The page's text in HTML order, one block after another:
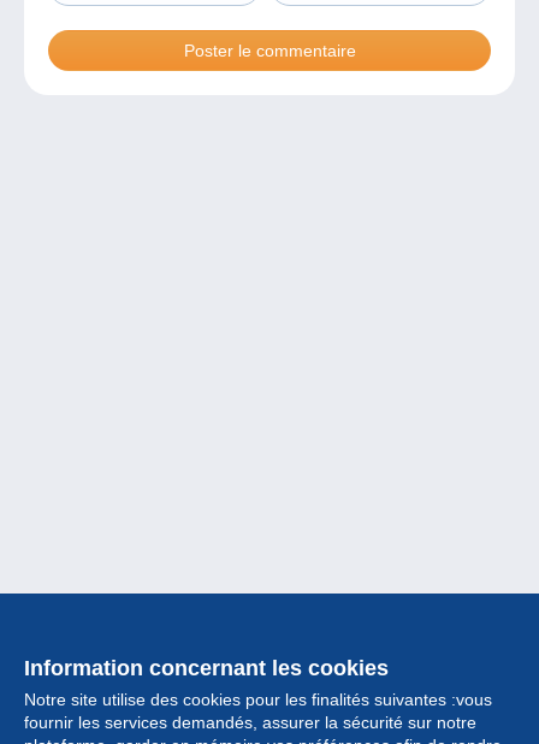
Information concernant les cookies
Notre site utilise des cookies pour les finalités suivantes :vous
fournir les services demandés, assurer la sécurité sur notre